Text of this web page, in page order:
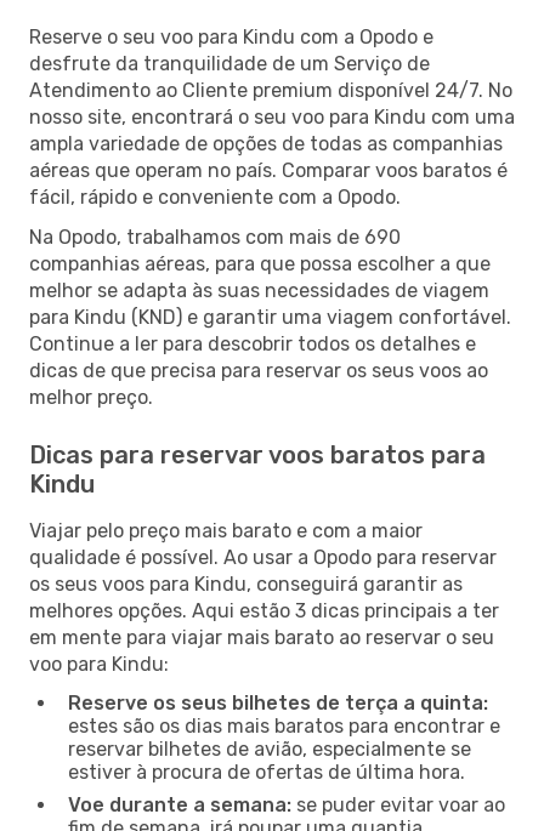
Reserve o seu voo para Kindu com a Opodo e
desfrute da tranquilidade de um Serviço de
Atendimento ao Cliente premium disponível 24/7. No
nosso site, encontrará o seu voo para Kindu com uma
ampla variedade de opções de todas as companhias
aéreas que operam no país. Comparar voos baratos é
fácil, rápido e conveniente com a Opodo.
Na Opodo, trabalhamos com mais de 690
companhias aéreas, para que possa escolher a que
melhor se adapta às suas necessidades de viagem
para Kindu (KND) e garantir uma viagem confortável.
Continue a ler para descobrir todos os detalhes e
dicas de que precisa para reservar os seus voos ao
melhor preço.
Dicas para reservar voos baratos para
Kindu
Viajar pelo preço mais barato e com a maior
qualidade é possível. Ao usar a Opodo para reservar
os seus voos para Kindu, conseguirá garantir as
melhores opções. Aqui estão 3 dicas principais a ter
em mente para viajar mais barato ao reservar o seu
voo para Kindu:
Reserve os seus bilhetes de terça a quinta:
estes são os dias mais baratos para encontrar e
reservar bilhetes de avião, especialmente se
estiver à procura de ofertas de última hora.
Voe durante a semana: se puder evitar voar ao